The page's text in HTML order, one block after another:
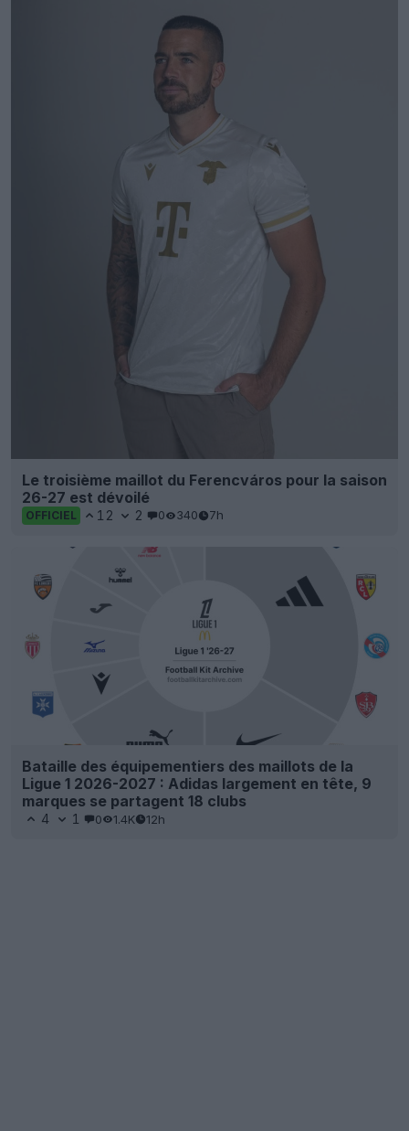
Le troisième maillot du Ferencváros pour la saison
26-27 est dévoilé
OFFICIEL 12 2 0 340 7h
Bataille des équipementiers des maillots de la
Ligue 1 2026-2027 : Adidas largement en tête, 9
marques se partagent 18 clubs
4 1 0 1.4K 12h